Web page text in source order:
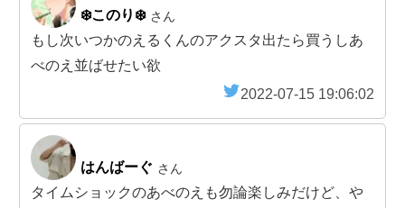
❄️このり❄️ さん
もし次いつかのえるくんのアクスタ出たら買うしあ
べのえ並ばせたい欲
2022-07-15 19:06:02
はんばーぐ さん
タイムショックのあべのえも勿論楽しみだけど、や